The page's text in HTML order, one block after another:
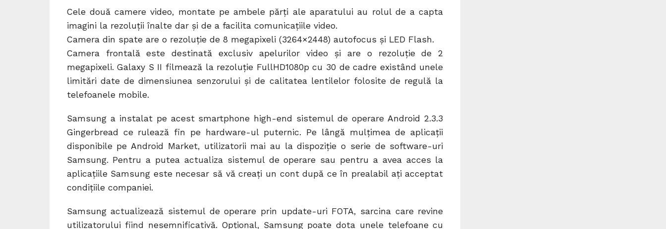
Cele două camere video, montate pe ambele părți ale aparatului au rolul de a capta
imagini la rezoluții înalte dar și de a facilita comunicațiile video.
Camera din spate are o rezoluție de 8 megapixeli (3264×2448) autofocus și LED Flash.
Camera frontală este destinată exclusiv apelurilor video și are o rezoluție de 2
megapixeli. Galaxy S II filmează la rezoluție FullHD1080p cu 30 de cadre existând unele
limitări date de dimensiunea senzorului și de calitatea lentilelor folosite de regulă la
telefoanele mobile.
Samsung a instalat pe acest smartphone high-end sistemul de operare Android 2.3.3
Gingerbread ce rulează fin pe hardware-ul puternic. Pe lângă mulțimea de aplicații
disponibile pe Android Market, utilizatorii mai au la dispoziție o serie de software-uri
Samsung. Pentru a putea actualiza sistemul de operare sau pentru a avea acces la
aplicațiile Samsung este necesar să vă creați un cont după ce în prealabil ați acceptat
condițiile companiei.
Samsung actualizează sistemul de operare prin update-uri FOTA, sarcina care revine
utilizatorului fiind nesemnificativă. Opțional, Samsung poate dota unele telefoane cu